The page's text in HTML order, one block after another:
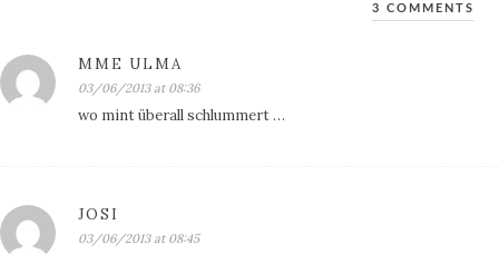
3 COMMENTS
MME ULMA
03/06/2013 at 08:36
wo mint überall schlummert …
JOSI
03/06/2013 at 08:45